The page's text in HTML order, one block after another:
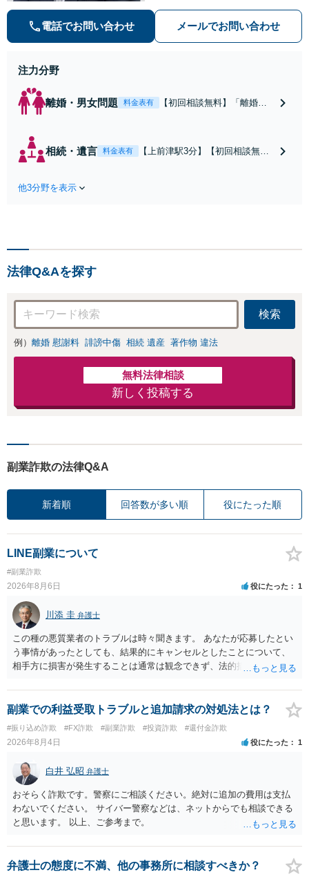
丁寧にこれからの対応を説明させて
いただきます。最善の解決策は何な
電話でお問い合わせ メールでお問い合わせ
注力分野
離婚・男女問題 料金表有
【初回相談無料】「離婚す
雑な課題も、依頼者様の状
相続・遺言 料金表有
【上前津駅3分】【初回相談無
ます」【休日・夜間相談可】
他3分野を表示
法律Q&Aを探す
検索
例） 離婚 慰謝料 誹謗中傷 相続 遺産 著作物 違法
無料法律相談
新しく投稿する
副業詐欺の法律Q&A
新着順 回答数が多い順 役にたった順
LINE副業について
#副業詐欺
2026年8月6日 役にたった 1
川添 圭 弁護士
この種の悪質業者のトラブルは時々聞きます。 あなたが応募したとい
う事情があったとしても、結果的にキャンセルとしたことについて、
相手方に損害が発生することは通常は観念できず、法的措置を採って
ず、最寄りの消費生活センターへ相談し、連絡を無視してよいかどう
かのアドバイスを受けられることをお勧めします。しつこいようであ
れば、弁護士へ依頼して警告してもらうことも必要になるかもしれま
せん。
副業での利益受取トラブルと追加請求の対処法とは？
#振り込め詐欺 #FX詐欺 #副業詐欺 #投資詐欺 #還付金詐欺
2026年8月4日 役にたった 1
白井 弘昭 弁護士
おそらく詐欺です。警察にご相談ください。絶対に追加の費用は支払
わないでください。 サイバー警察などは、ネットからでも相談できる
と思います。 以上、ご参考まで。
弁護士の態度に不満、他の事務所に相談すべきか？